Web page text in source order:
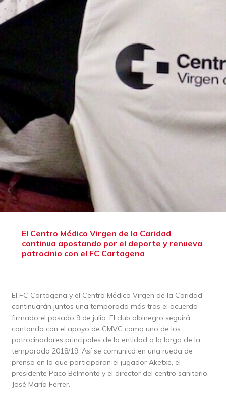
El Centro Médico Virgen de la Caridad
continua apostando por el deporte y renueva
patrocinio con el FC Cartagena
El FC Cartagena y el Centro Médico Virgen de la Caridad
continuarán juntos una temporada más tras el acuerdo
firmado el pasado 9 de julio. El club albinegro seguirá
contando con el apoyo de CMVC como uno de los
patrocinadores principales de la entidad a lo largo de la
temporada 2018/19. Así se comunicó en una rueda de
prensa en la que participaron el jugador Aketxe, el
presidente Paco Belmonte y el director del centro sanitario,
José María Ferrer.